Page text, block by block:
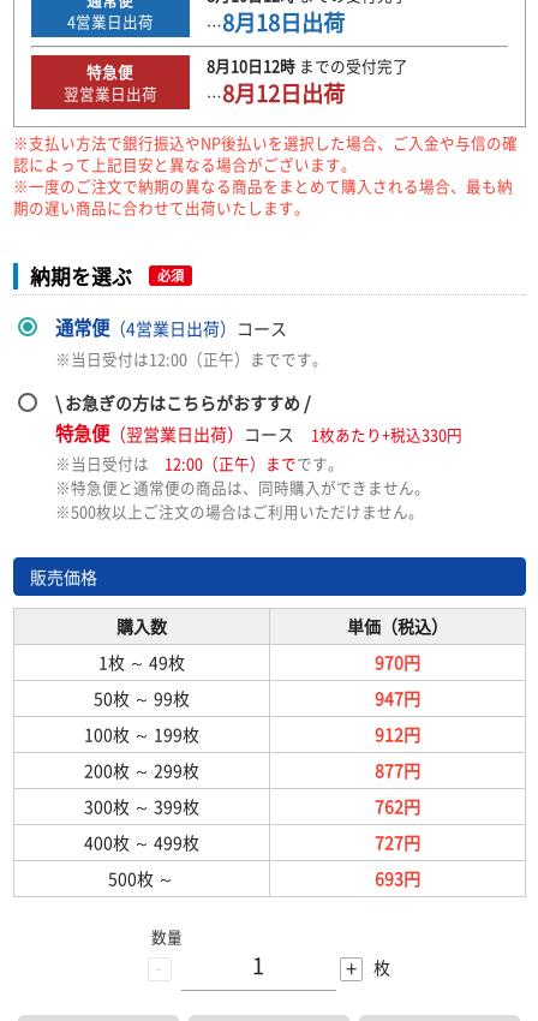
4営業日出荷
…8月18日出荷
特急便
翌営業日出荷
8月10日12時までの受付完了
…8月12日出荷
※支払い方法で銀行振込やNP後払いを選択した場合、ご入金や与信の確
認によって上記目安と異なる場合がございます。
※一度のご注文で納期の異なる商品をまとめて購入される場合、最も納
期の遅い商品に合わせて出荷いたします。
納期を選ぶ 必須
通常便（4営業日出荷） コース
※当日受付は12:00（正午）までです。
\ お急ぎの方はこちらがおすすめ /
特急便（翌営業日出荷） コース
1枚あたり+税込330円
※当日受付は 12:00（正午）までです。
※特急便と通常便の商品は、同時購入ができません。
※500枚以上ご注文の場合はご利用いただけません。
販売価格
購入数
単価（税込）
1枚 ～ 49枚
970円
50枚 ～ 99枚
947円
100枚 ～ 199枚
912円
200枚 ～ 299枚
877円
300枚 ～ 399枚
762円
400枚 ～ 499枚
727円
500枚 ～ 693円
-
数量
+ 枚